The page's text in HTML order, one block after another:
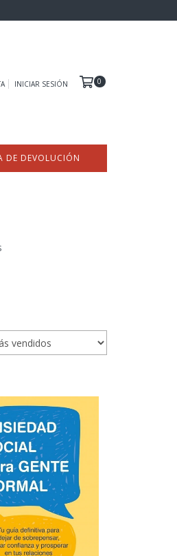
INICIAR SESIÓN 0
DE DEVOLUCIÓN